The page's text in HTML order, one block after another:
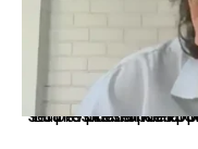
La presidenta Keiko Fujimori informó que la solicitud de indulto